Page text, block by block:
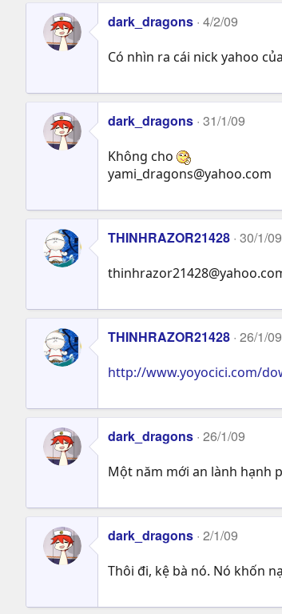
dark_dragons 4/2/09
Có nhìn ra cái nick yahoo
dark_dragons 31/1/09
Không cho
yami_dragons@yahoo.com
THINHRAZOR21428 30/1/09
THINHRAZOR21428 26/1/09
http://www.yoyocici.com/
dark_dragons 26/1/09
Một năm mới an lành hạnh
dark_dragons 2/1/09
Thôi đi, kệ bà nó. Nó khốn